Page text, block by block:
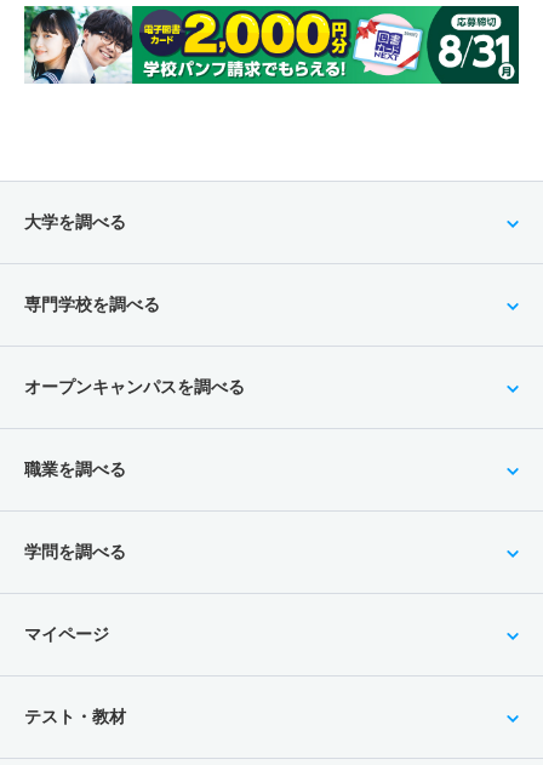
大学を調べる
専門学校を調べる
オープンキャンパスを調べる
職業を調べる
学問を調べる
マイページ
テスト・教材